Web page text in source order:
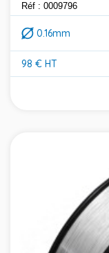
Réf : 0009796
0.16mm
98 € HT
Prix